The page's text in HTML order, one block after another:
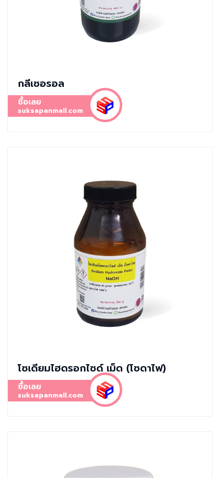
กลีเซอรอล
ซื้อเลย
suksapanmall.com
โซเดียมไฮดรอกไซด์ เม็ด (โซดาไฟ)
ซื้อเลย
suksapanmall.com